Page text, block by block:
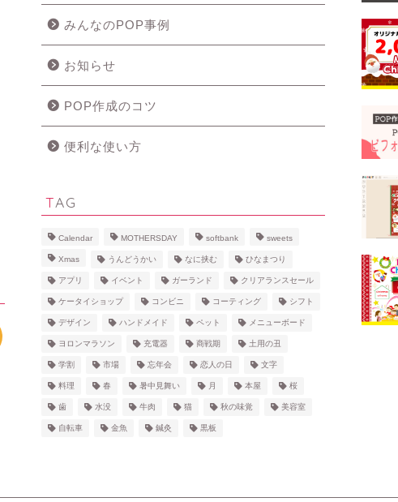
みんなのPOP事例
お知らせ
POP作成のコツ
便利な使い方
TAG
Calendar MOTHERSDAY softbank sweets
Xmas うんどうかい なに挟む ひなまつり
アプリ イベント ガーランド クリアランスセール
ケータイショップ コンビニ コーティング シフト
デザイン ハンドメイド ペット メニューボード
ヨロンマラソン 充電器 商戦期 土用の丑
学割 市場 忘年会 恋人の日 文字
料理 春 暑中見舞い 月 本屋 桜
歯 水没 牛肉 猫 秋の味覚 美容室
自転車 金魚 鍼灸 黒板